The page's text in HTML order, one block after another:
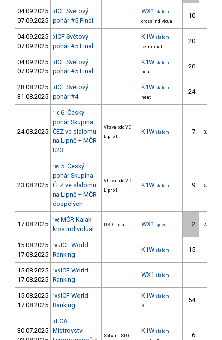
04.09.2025
07.09.2025
0 ICF Světový
pohár #5 Final
WX1 slalom
cross individual
10.
04.09.2025
07.09.2025
0 ICF Světový
pohár #5 Final
K1W slalom
semifinal
20.
04.09.2025
07.09.2025
0 ICF Světový
pohár #5 Final
K1W slalom
heat
20.
28.08.2025
31.08.2025
0 ICF Světový
pohár #4
K1W slalom
heat
24.
24.08.2025
110 6. Český
pohár Skupina
ČEZ ve slalomu
na Lipně + MČR
U23
Vltava pdo VD
Lipno I.
K1W slalom 7. 3/U23
23.08.2025
109 5. Český
pohár Skupina
ČEZ ve slalomu
na Lipně + MČR
dospělých
Vltava pdo VD
Lipno I.
K1W slalom 9. 5/U23
17.08.2025 106 MČR Kajak
kros individuál
USD Troja WX1 sjezd 2. 2/U23
15.08.2025
17.08.2025
105 ICF World
Ranking
K1W slalom 15.
15.08.2025
17.08.2025
105 ICF World
Ranking
WX1 slalom
15.08.2025
17.08.2025
105 ICF World
Ranking
K1W slalom
S
54.
30.07.2025
0 ECA
Mistrovství
Solkan - SLO
K1W slalom
6.